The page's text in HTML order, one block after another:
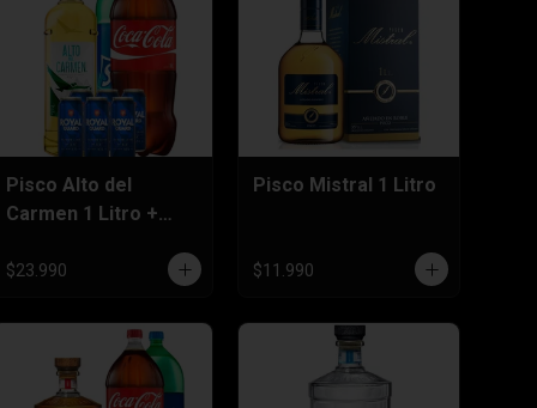
Pisco Alto del
Carmen 1 Litro +
Pack Cerveza 470cc
$23.990
Pisco Mistral 1 Litro
$11.990